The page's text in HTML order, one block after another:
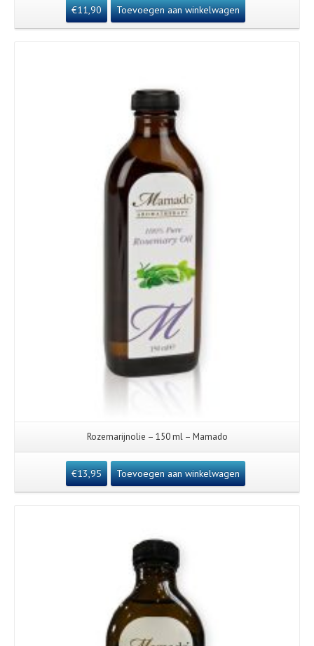
€11,90 Toevoegen aan winkelwagen
Details
Rozemarijnolie – 150 ml – Mamado
€13,95 Toevoegen aan winkelwagen
Details